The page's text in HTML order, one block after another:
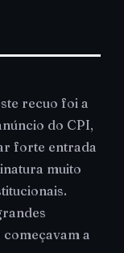
recuo foi a
do CPI,
forte entrada
muito
a